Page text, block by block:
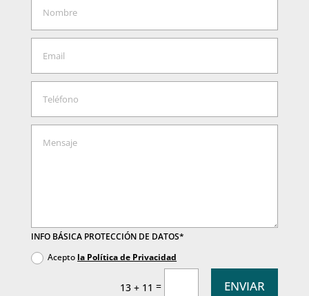
INFO BÁSICA PROTECCIÓN DE DATOS*
Acepto la Política de Privacidad
13 + 11 = ENVIAR